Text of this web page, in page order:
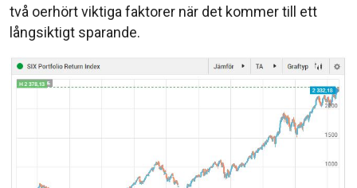
två oerhört viktiga faktorer när det kommer till ett
långsiktigt sparande.